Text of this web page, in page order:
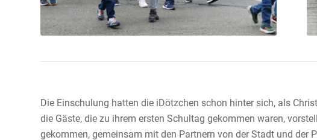
Die Einschulung hatten die iDötzchen schon hinter sich, als
die Gäste, die zu ihrem ersten Schultag gekommen waren,
gekommen, gemeinsam mit den Partnern von der Stadt und der